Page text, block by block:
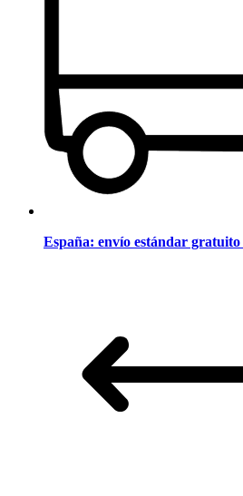
España: envío estándar gratuito